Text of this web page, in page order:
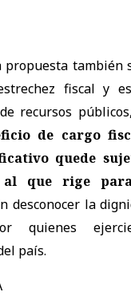
propuesta también
fiscal y
recursos
de cargo
quede
al que rige
desconocer la
quienes
país.